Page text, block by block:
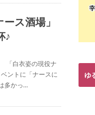
ス酒場」
♪
「白衣姿の現役ナ
ントに「ナースに
多かっ…
ゆ